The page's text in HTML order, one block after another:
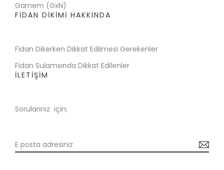
Garnem (GxN)
FİDAN DİKİMİ HAKKINDA
Fidan Dikerken Dikkat Edilmesi Gerekenler
Fidan Sulamsında Dikkat Edilenler
İLETİŞİM
Sorularınız için;